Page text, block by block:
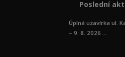
Poslední
Úplná uzavírka ul.
– 9. 8. 2026 ...